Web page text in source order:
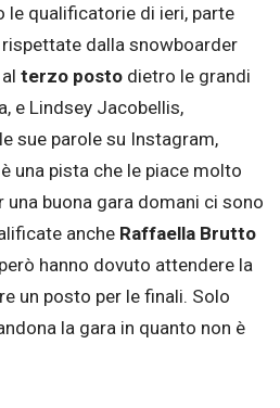
le qualificatorie di ieri, parte
dalla snowboarder
terzo posto dietro le grandi
e Lindsey Jacobellis,
sue parole su Instagram,
una pista che le piace molto
una buona gara domani ci sono
anche Raffaella Brutto
hanno dovuto attendere la
un posto per le finali. Solo
la gara in quanto non è